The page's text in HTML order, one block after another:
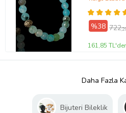
%38 722
161,85
Daha Fazla
Bijuteri Bileklik